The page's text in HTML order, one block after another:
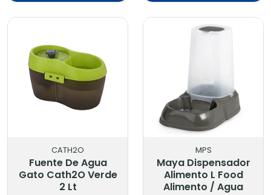
CATH2O
Fuente De Agua
Gato Cath2O Verde
2 Lt
MPS
Maya Dispensador
Alimento L Food
Alimento / Agua